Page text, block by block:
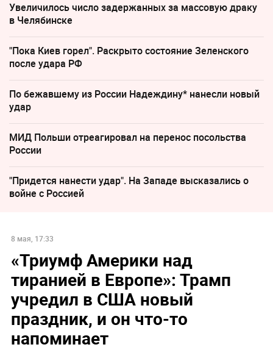
Увеличилось число задержанных за массовую драку
в Челябинске
"Пока Киев горел". Раскрыто состояние Зеленского
после удара РФ
По бежавшему из России Надеждину* нанесли новый
удар
МИД Польши отреагировал на перенос посольства
России
"Придется нанести удар". На Западе высказались о
войне с Россией
8 мая, 17:33
«Триумф Америки над
тиранией в Европе»: Трамп
учредил в США новый
праздник, и он что-то
напоминает